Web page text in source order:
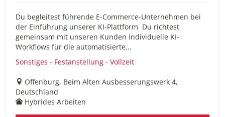
Du begleitest führende E-Commerce-Unternehmen bei
der Einführung unserer KI-Plattform Du richtest
gemeinsam mit unseren Kunden individuelle KI-
Workflows für die automatisierte...
Sonstiges - Festanstellung - Vollzeit
Offenburg, Beim Alten Ausbesserungswerk 4,
Deutschland
Hybrides Arbeiten